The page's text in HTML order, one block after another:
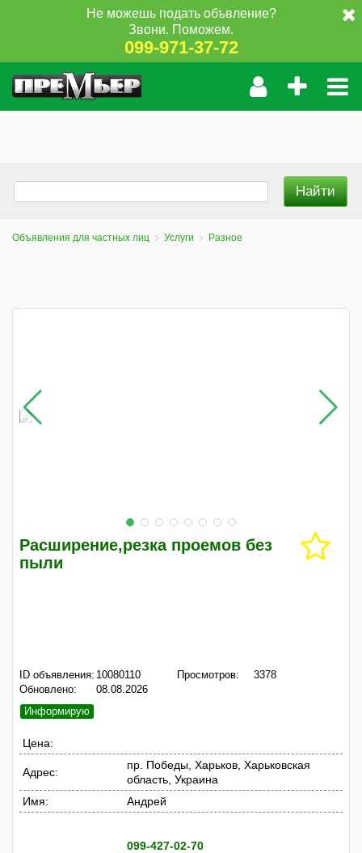
Не можешь подать объвление?
Звони. Поможем.
099-971-37-72
Объявления для частных лиц Услуги Разное
Расширение,резка проемов без
пыли
ID объявления: 10080110
Обновлено:
08.08.2026
Просмотров: 3378
Информирую
Цена:
Адрес:
пр. Победы, Харьков, Харьковская
область, Украина
Имя:
Андрей
099-427-02-70